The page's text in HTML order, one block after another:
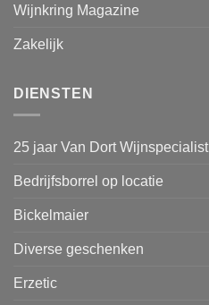
Wijnkring Magazine
Zakelijk
DIENSTEN
25 jaar Van Dort Wijnspecialist
Bedrijfsborrel op locatie
Bickelmaier
Diverse geschenken
Erzetic